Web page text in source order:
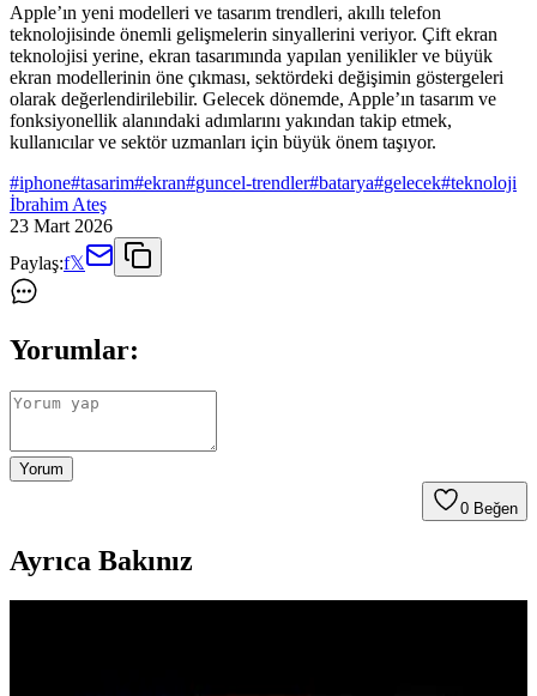
Apple’ın yeni modelleri ve tasarım trendleri, akıllı telefon
teknolojisinde önemli gelişmelerin sinyallerini veriyor. Çift ekran
teknolojisi yerine, ekran tasarımında yapılan yenilikler ve büyük
ekran modellerinin öne çıkması, sektördeki değişimin göstergeleri
olarak değerlendirilebilir. Gelecek dönemde, Apple’ın tasarım ve
fonksiyonellik alanındaki adımlarını yakından takip etmek,
kullanıcılar ve sektör uzmanları için büyük önem taşıyor.
#iphone#tasarim#ekran#guncel-trendler#batarya#gelecek#teknoloji
İbrahim Ateş
23 Mart 2026
Paylaş:f𝕏
Yorumlar:
Yorum
0 Beğen
Ayrıca Bakınız